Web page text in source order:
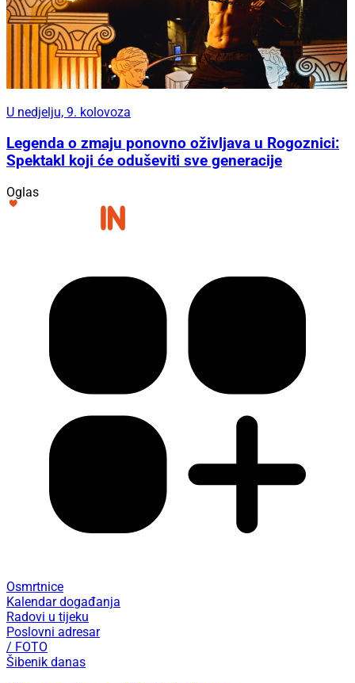
U nedjelju, 9. kolovoza
Legenda o zmaju ponovno oživljava u Rogoznici:
Spektakl koji će oduševiti sve generacije
Oglas
Osmrtnice
Kalendar događanja
Radovi u tijeku
Poslovni adresar
/ FOTO
Šibenik danas